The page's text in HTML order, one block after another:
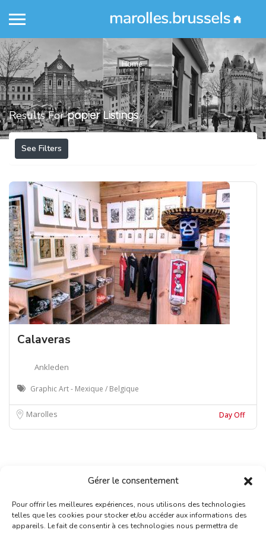
Gérer le consentement
Pour offrir les meilleures expériences, nous utilisons des technologies
telles que les cookies pour stocker et/ou accéder aux informations des
appareils. Le fait de consentir à ces technologies nous permettra de
Home
Results Forpapier Listings
See Filters
Calaveras
Ankleden
Graphic Art - Mexique / Belgique
Marolles Day Off